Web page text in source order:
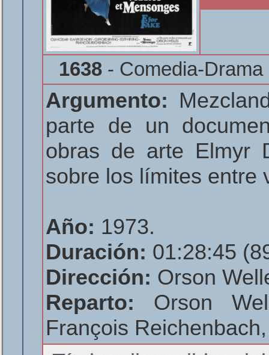
1638 - Comedia-
Argumento:
parte de un
obras de arte Elmyr
sobre los límites entre
Año: 1973.
Duración: 01:28:45
Dirección: Orson
Reparto: Orson
François